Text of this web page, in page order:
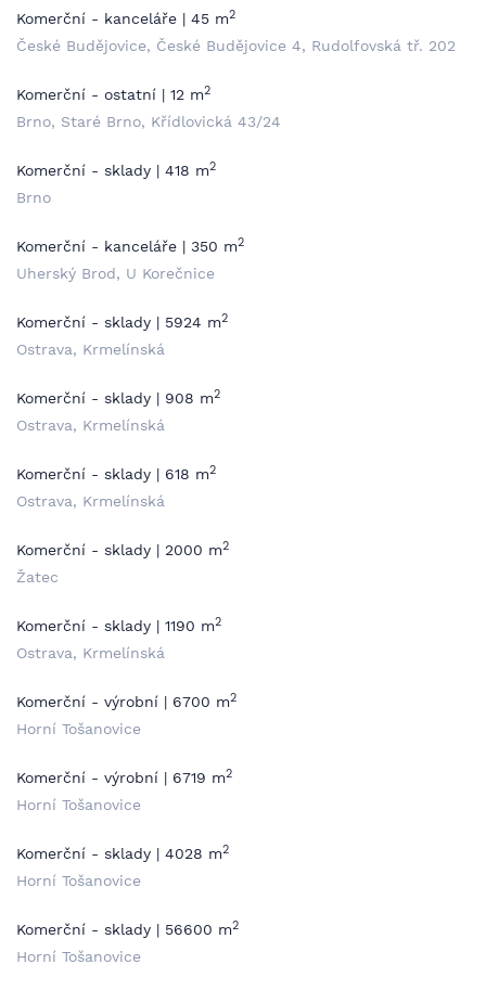
Komerční - kanceláře | 45 m2
České Budějovice, České Budějovice 4, Rudolfovská tř. 202
Komerční - ostatní | 12 m2
Brno, Staré Brno, Křídlovická 43/24
Komerční - sklady | 418 m2
Brno
Komerční - kanceláře | 350 m2
Uherský Brod, U Korečnice
Komerční - sklady | 5924 m2
Ostrava, Krmelínská
Komerční - sklady | 908 m2
Ostrava, Krmelínská
Komerční - sklady | 618 m2
Ostrava, Krmelínská
Komerční - sklady | 2000 m2
Žatec
Komerční - sklady | 1190 m2
Ostrava, Krmelínská
Komerční - výrobní | 6700 m2
Horní Tošanovice
Komerční - výrobní | 6719 m2
Horní Tošanovice
Komerční - sklady | 4028 m2
Horní Tošanovice
Komerční - sklady | 56600 m2
Horní Tošanovice